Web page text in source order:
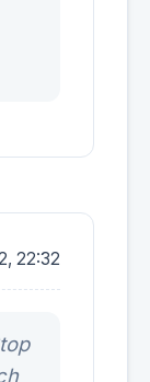
22:32